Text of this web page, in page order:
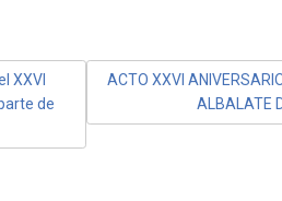
XXVI
de
ACTO XXVI
ALBALATE